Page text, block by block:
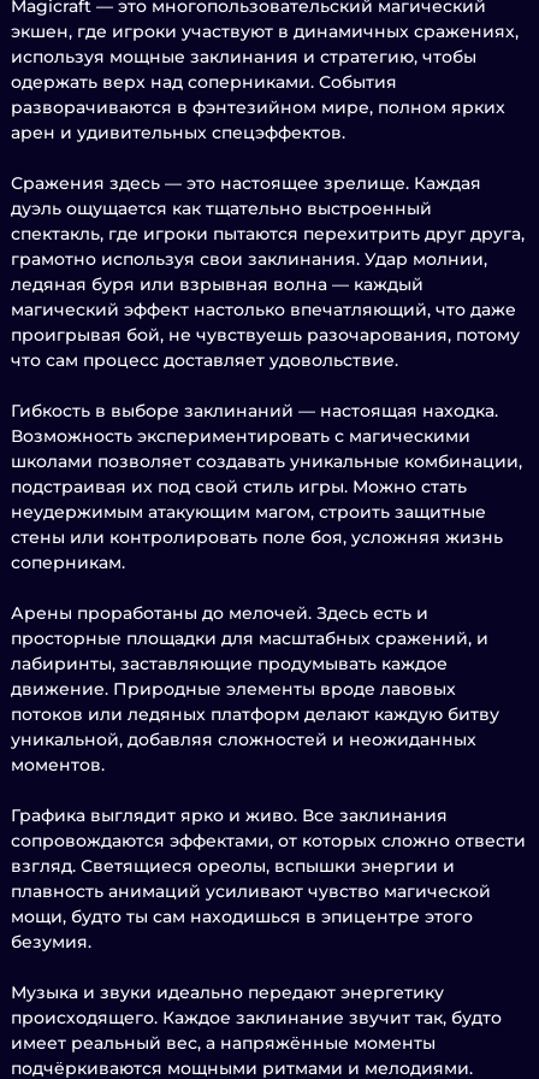
Magicraft — это многопользовательский магический
экшен, где игроки участвуют в динамичных сражениях,
используя мощные заклинания и стратегию, чтобы
одержать верх над соперниками. События
разворачиваются в фэнтезийном мире, полном ярких
арен и удивительных спецэффектов.
Сражения здесь — это настоящее зрелище. Каждая
дуэль ощущается как тщательно выстроенный
спектакль, где игроки пытаются перехитрить друг друга,
грамотно используя свои заклинания. Удар молнии,
ледяная буря или взрывная волна — каждый
магический эффект настолько впечатляющий, что даже
проигрывая бой, не чувствуешь разочарования, потому
что сам процесс доставляет удовольствие.
Гибкость в выборе заклинаний — настоящая находка.
Возможность экспериментировать с магическими
школами позволяет создавать уникальные комбинации,
подстраивая их под свой стиль игры. Можно стать
неудержимым атакующим магом, строить защитные
стены или контролировать поле боя, усложняя жизнь
соперникам.
Арены проработаны до мелочей. Здесь есть и
просторные площадки для масштабных сражений, и
лабиринты, заставляющие продумывать каждое
движение. Природные элементы вроде лавовых
потоков или ледяных платформ делают каждую битву
уникальной, добавляя сложностей и неожиданных
моментов.
Графика выглядит ярко и живо. Все заклинания
сопровождаются эффектами, от которых сложно отвести
взгляд. Светящиеся ореолы, вспышки энергии и
плавность анимаций усиливают чувство магической
мощи, будто ты сам находишься в эпицентре этого
безумия.
Музыка и звуки идеально передают энергетику
происходящего. Каждое заклинание звучит так, будто
имеет реальный вес, а напряжённые моменты
подчёркиваются мощными ритмами и мелодиями.